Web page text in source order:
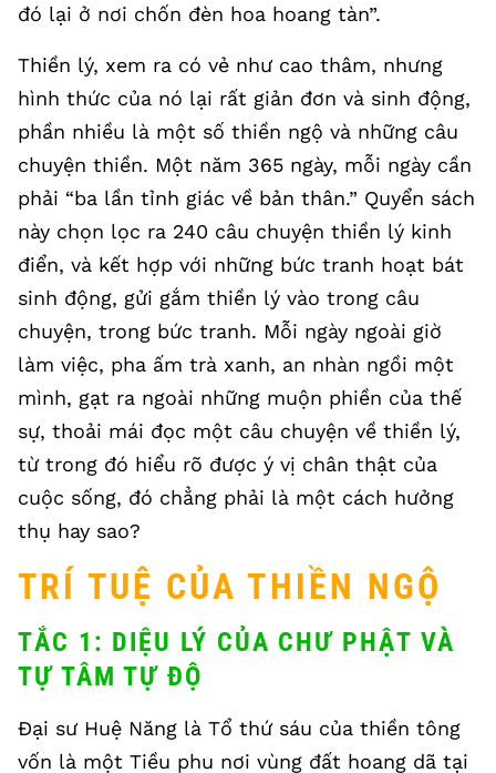
đó lại ở nơi chốn đèn hoa hoang tàn”.
Thiền lý, xem ra có vẻ như cao thâm, nhưng
hình thức của nó lại rất giản đơn và sinh động,
phần nhiều là một số thiền ngộ và những câu
chuyện thiền. Một năm 365 ngày, mỗi ngày cần
phải “ba lần tỉnh giác về bản thân.” Quyển sách
này chọn lọc ra 240 câu chuyện thiền lý kinh
điển, và kết hợp với những bức tranh hoạt bát
sinh động, gửi gắm thiền lý vào trong câu
chuyện, trong bức tranh. Mỗi ngày ngoài giờ
làm việc, pha ấm trà xanh, an nhàn ngồi một
mình, gạt ra ngoài những muộn phiền của thế
sự, thoải mái đọc một câu chuyện về thiền lý,
từ trong đó hiểu rõ được ý vị chân thật của
cuộc sống, đó chẳng phải là một cách hưởng
thụ hay sao?
TRÍ TUỆ CỦA THIỀN NGỘ
TẮC 1: DIỆU LÝ CỦA CHƯ PHẬT VÀ
TỰ TÂM TỰ ĐỘ
Đại sư Huệ Năng là Tổ thứ sáu của thiền tông
vốn là một Tiều phu nơi vùng đất hoang dã tại